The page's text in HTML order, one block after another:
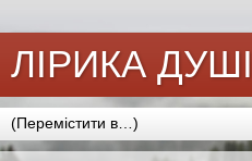
ЛІРИКА ДУШІ